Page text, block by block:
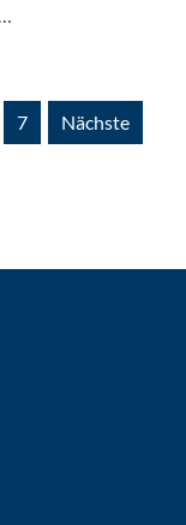
7 Nächste
Mail kontaktieren